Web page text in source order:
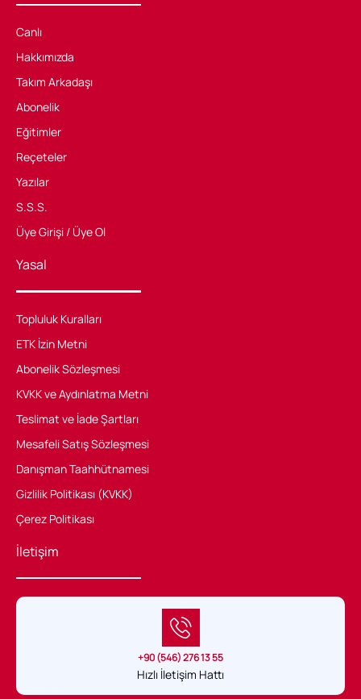
Canlı
Hakkımızda
Takım Arkadaşı
Abonelik
Eğitimler
Reçeteler
Yazılar
S.S.S.
Üye Girişi / Üye Ol
Yasal
Topluluk Kuralları
ETK İzin Metni
Abonelik Sözleşmesi
KVKK ve Aydınlatma Metni
Teslimat ve İade Şartları
Mesafeli Satış Sözleşmesi
Danışman Taahhütnamesi
Gizlilik Politikası (KVKK)
Çerez Politikası
İletişim
+90 (546) 276 13 55
Hızlı İletişim Hattı